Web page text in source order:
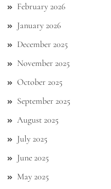
February 2026
January 2026
December 2025
November 2025
October 2025
September 2025
August 2025
July 2025
June 2025
May 2025